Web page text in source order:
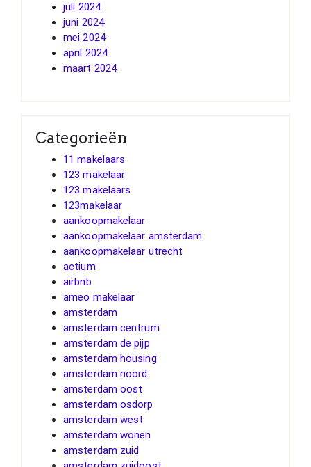
juli 2024
juni 2024
mei 2024
april 2024
maart 2024
Categorieën
11 makelaars
123 makelaar
123 makelaars
123makelaar
aankoopmakelaar
aankoopmakelaar amsterdam
aankoopmakelaar utrecht
actium
airbnb
ameo makelaar
amsterdam
amsterdam centrum
amsterdam de pijp
amsterdam housing
amsterdam noord
amsterdam oost
amsterdam osdorp
amsterdam west
amsterdam wonen
amsterdam zuid